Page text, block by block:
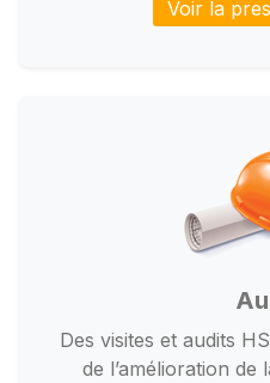
Voir la
Des visites et audits
de l’amélioration